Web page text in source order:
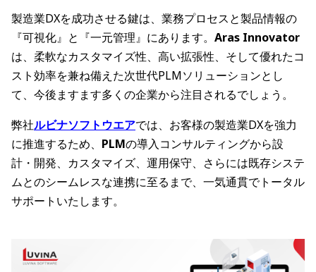
製造業DXを成功させる鍵は、業務プロセスと製品情報の
『可視化』と『一元管理』にあります。 Aras Innovator
は、柔軟なカスタマイズ性、高い拡張性、そして優れたコ
スト効率を兼ね備えた次世代PLMソリューションとし
て、今後ますます多くの企業から注目されるでしょう。
弊社ルビナソフトウエアでは、お客様の製造業DXを強力
に推進するため、 PLMの導入コンサルティングから設
計・開発、カスタマイズ、運用保守、さらには既存システ
ムとのシームレスな連携に至るまで、一気通貫でトータル
サポートいたします。